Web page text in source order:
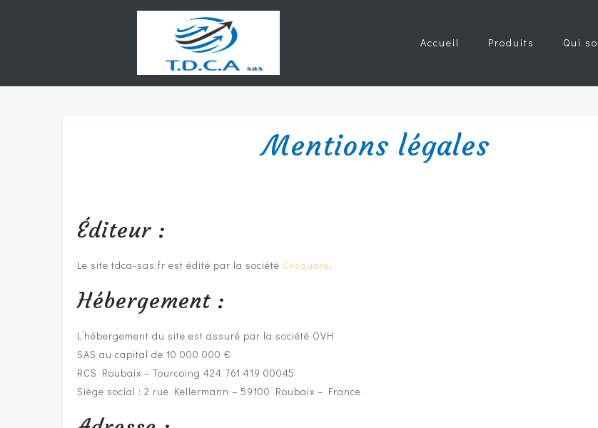
Accueil Produits Qui
Mentions légales
Éditeur :
Le site tdca-sas.fr est édité par la société Cksquare.
Hébergement :
L’hébergement du site est assuré par la société OVH
SAS au capital de 10 000 000 €
RCS Roubaix – Tourcoing 424 761 419 00045
Siège social : 2 rue Kellermann – 59100 Roubaix – France.